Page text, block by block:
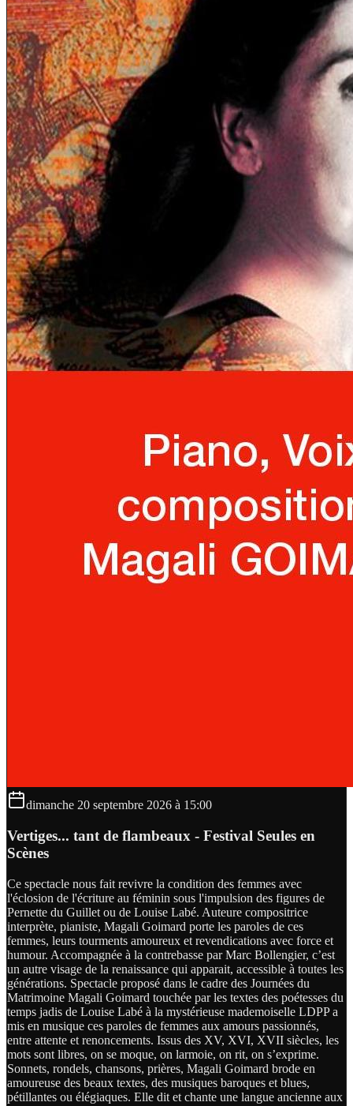
dimanche 20 septembre 2026 à 15:00
Vertiges... tant de flambeaux - Festival Seules en
Scènes
Ce spectacle nous fait revivre la condition des femmes avec
l'éclosion de l'écriture au féminin sous l'impulsion des figures de
Pernette du Guillet ou de Louise Labé. Auteure compositrice
interprète, pianiste, Magali Goimard porte les paroles de ces
femmes, leurs tourments amoureux et revendications avec force et
humour. Accompagnée à la contrebasse par Marc Bollengier, c’est
un autre visage de la renaissance qui apparait, accessible à toutes les
générations. Spectacle proposé dans le cadre des Journées du
Matrimoine Magali Goimard touchée par les textes des poétesses du
temps jadis de Louise Labé à la mystérieuse mademoiselle LDPP a
mis en musique ces paroles de femmes aux amours passionnés,
entre attente et renoncements. Issus des XV, XVI, XVII siècles, les
mots sont libres, on se moque, on larmoie, on rit, on s’exprime.
Sonnets, rondels, chansons, prières, Magali Goimard brode en
amoureuse des beaux textes, des musiques baroques et blues,
pétillantes ou élégiaques. Elle dit et chante une langue ancienne aux